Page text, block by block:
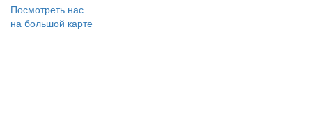
Посмотреть нас
на большой карте